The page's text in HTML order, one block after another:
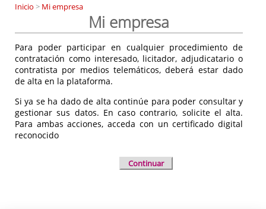
Inicio > Mi empresa
Mi empresa
Para poder participar en cualquier procedimiento de
contratación como interesado, licitador, adjudicatario o
contratista por medios telemáticos, deberá estar dado
de alta en la plataforma.
Si ya se ha dado de alta continúe para poder consultar y
gestionar sus datos. En caso contrario, solicite el alta.
Para ambas acciones, acceda con un certificado digital
reconocido
Continuar